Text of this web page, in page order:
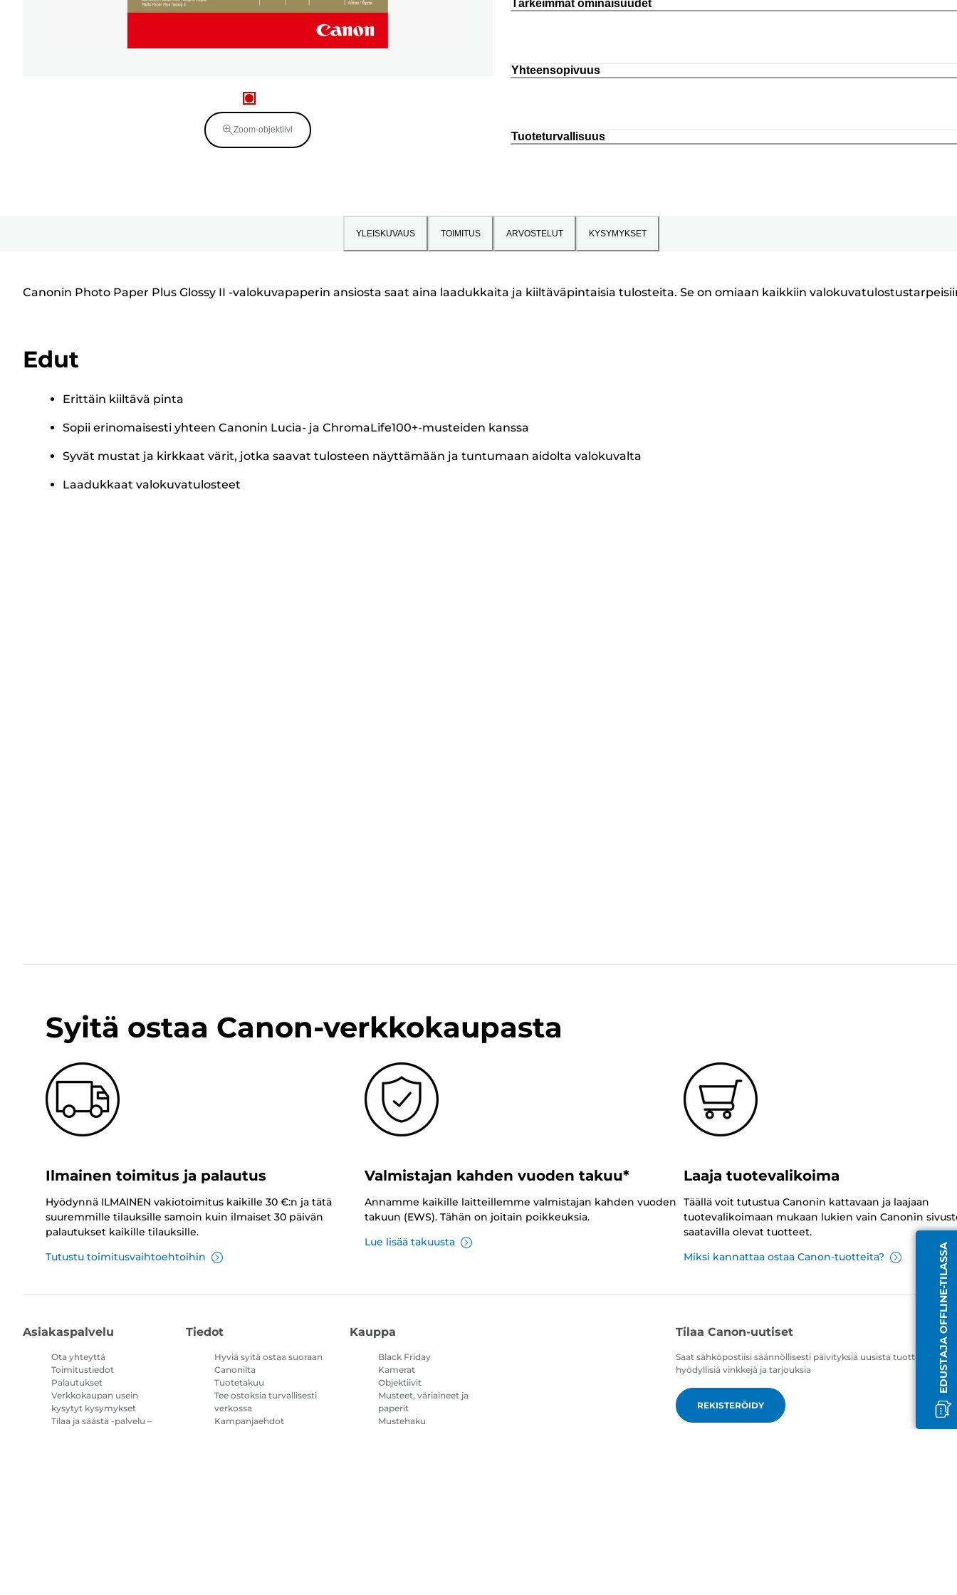
Zoom-objektiivi
Tärkeimmät ominaisuudet
Yhteensopivuus
Tuoteturvallisuus
YLEISKUVAUS TOIMITUS ARVOSTELUT KYSYMYKSET
Canonin Photo Paper Plus Glossy II -valokuvapaperin ansiosta saat aina laadukkaita ja kiiltäväpintaisia tulosteita. Se on omiaan kaikkiin
Edut
Erittäin kiiltävä pinta
Sopii erinomaisesti yhteen Canonin Lucia- ja ChromaLife100+-musteiden kanssa
Syvät mustat ja kirkkaat värit, jotka saavat tulosteen näyttämään ja tuntumaan aidolta valokuvalta
Laadukkaat valokuvatulosteet
EDUSTAJA OFFLINE-TILASSA
Syitä ostaa Canon-verkkokaupasta
Ilmainen toimitus ja palautus
Hyödynnä ILMAINEN vakiotoimitus kaikille 30 €:n ja tätä
suuremmille tilauksille samoin kuin ilmaiset 30 päivän
palautukset kaikille tilauksille.
Tutustu toimitusvaihtoehtoihin
Valmistajan kahden vuoden takuu*
Annamme kaikille laitteillemme valmistajan kahden vuoden
takuun (EWS). Tähän on joitain poikkeuksia.
Lue lisää takuusta
Laaja tuotevalikoima
Täällä voit tutustua Canonin kattavaan ja laajaan
tuotevalikoimaan mukaan lukien vain Canonin
saatavilla olevat tuotteet.
Miksi kannattaa ostaa Canon-tuotteita?
Asiakaspalvelu
Ota yhteyttä
Toimitustiedot
Palautukset
Verkkokaupan usein
kysytyt kysymykset
Tilaa ja säästä -palvelu –
Tiedot
Hyviä syitä ostaa suoraan
Canonilta
Tuotetakuu
Tee ostoksia turvallisesti
verkossa
Kampanjaehdot
Kauppa
Black Friday
Kamerat
Objektiivit
Musteet, väriaineet ja
paperit
Mustehaku
Tilaa Canon-uutiset
Saat sähköpostiisi säännöllisesti päivityksiä uusista tuotteista,
hyödyllisiä vinkkejä ja tarjouksia
REKISTERÖIDY